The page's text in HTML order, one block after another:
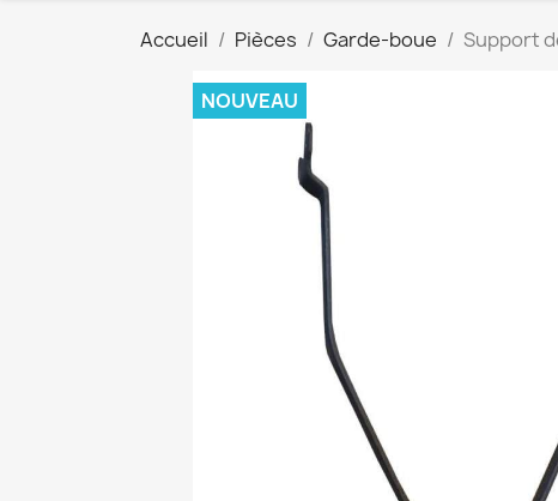
Accueil Pièces Garde-boue Support
NOUVEAU